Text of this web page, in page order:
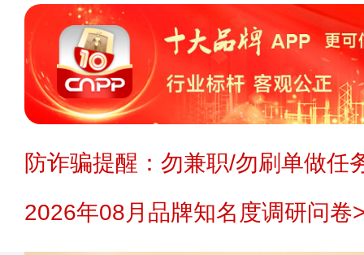
防诈骗提醒：勿兼职/勿刷单做任
2026年08月品牌知名度调研问卷